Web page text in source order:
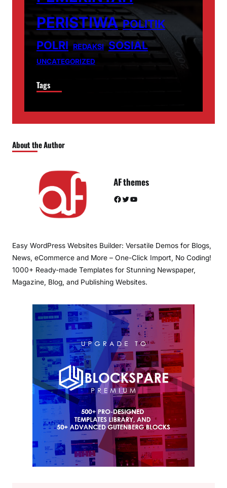
PERISTIWA POLITIK
POLRI
REDAKSI SOSIAL
UNCATEGORIZED
Tags
About the Author
AF themes
Facebook Twitter YouTube
Easy WordPress Websites Builder: Versatile Demos for Blogs,
News, eCommerce and More – One-Click Import, No Coding!
1000+ Ready-made Templates for Stunning Newspaper,
Magazine, Blog, and Publishing Websites.